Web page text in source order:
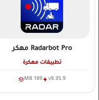
Radarbot Pro مهكر
تطبيقات مهكرة
v9.35.9
189 MB